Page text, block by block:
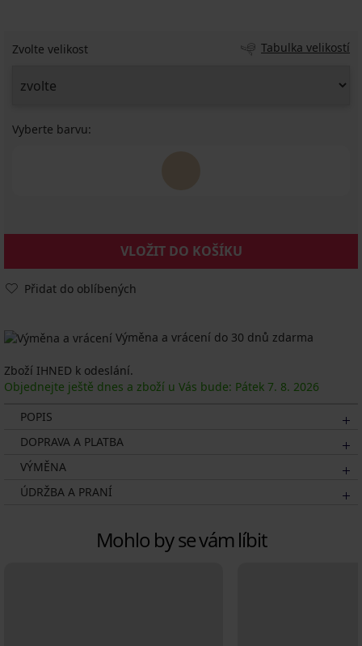
Zvolte velikost Tabulka velikostí
Vyberte barvu:
VLOŽIT DO KOŠÍKU
Přidat do oblíbených
Výměna a vrácení do 30 dnů zdarma
Zboží IHNED k odeslání.
Objednejte ještě dnes a zboží u Vás bude: Pátek 7. 8. 2026
POPIS
DOPRAVA A PLATBA
VÝMĚNA
ÚDRŽBA A PRANÍ
Mohlo by se vám líbit